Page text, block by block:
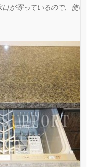
が寄っているので、使い